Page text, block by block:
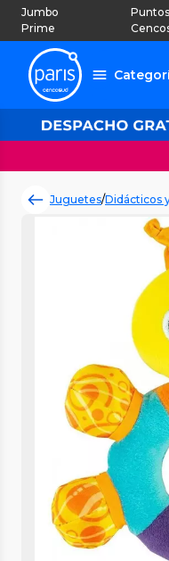
Jumbo
Prime
Puntos
Juguetes/Didácticos